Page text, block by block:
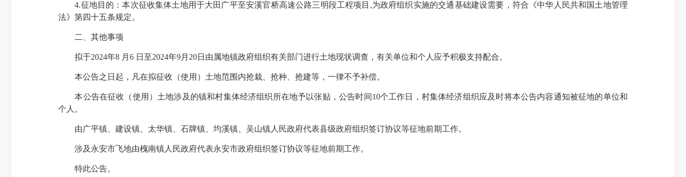
4.征地目的：本次征收集体土地用于大田广平至安溪官桥高速公路三明段工程项目 ,为政府组织实施的交通基础建设需要，符合《中华人民共和国土地管理
法》第四十五条规定。
二、其他事项
拟于2024年8 月 6 日至2024年9月 20日由属地镇政府组织有关部门进行土地现状调查，有关单位和个人应予积极支持配合。
本公告之日起，凡在拟征收（使用）土地范围内抢栽、抢种、抢建等，一律不予补偿。
本公告在征收（使用）土地涉及的镇和村集体经济组织所在地予以张贴， 公告时间10个工作日， 村集体经济组织应及时将本公告内容通知被征地的单位和
个人。
由广平镇、建设镇、太华镇、石牌镇、均溪镇、吴山镇人民政府代表县级政府组织签订协议等征地前期工作。
涉及永安市飞地由槐南镇人民政府代表永安市政府组织签订协议等征地前期工作。
特此公告。